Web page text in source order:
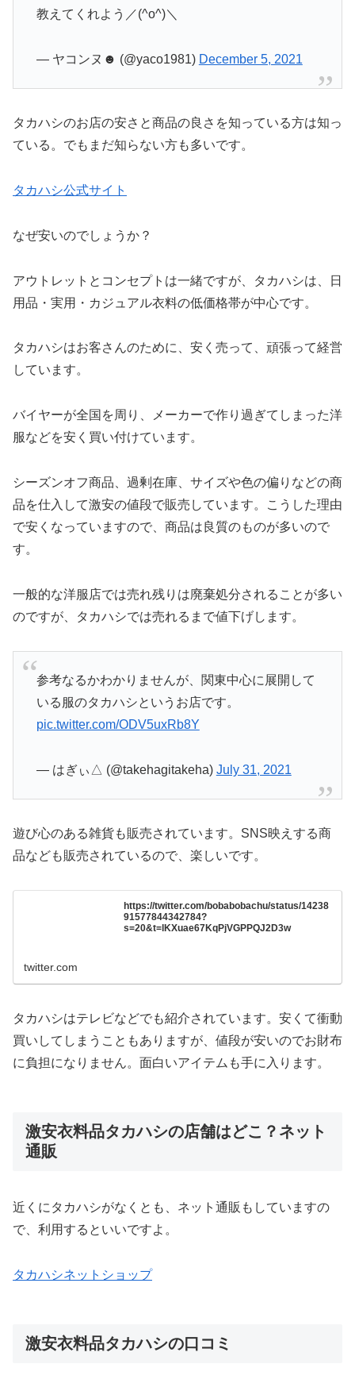
教えてくれよう／(^o^)＼
— ヤコンヌ☻ (@yaco1981) December 5, 2021
タカハシのお店の安さと商品の良さを知っている方は知っ
ている。でもまだ知らない方も多いです。
タカハシ公式サイト
なぜ安いのでしょうか？
アウトレットとコンセプトは一緒ですが、タカハシは、日
用品・実用・カジュアル衣料の低価格帯が中心です。
タカハシはお客さんのために、安く売って、頑張って経営
しています。
バイヤーが全国を周り、メーカーで作り過ぎてしまった洋
服などを安く買い付けています。
シーズンオフ商品、過剰在庫、サイズや色の偏りなどの商
品を仕入して激安の値段で販売しています。こうした理由
で安くなっていますので、商品は良質のものが多いので
す。
一般的な洋服店では売れ残りは廃棄処分されることが多い
のですが、タカハシでは売れるまで値下げします。
参考なるかわかりませんが、関東中心に展開して
いる服のタカハシというお店です。
pic.twitter.com/ODV5uxRb8Y
— はぎぃ△ (@takehagitakeha) July 31, 2021
遊び心のある雑貨も販売されています。SNS映えする商
品なども販売されているので、楽しいです。
https://twitter.com/bobabobachu/status/14238
91577844342784?
s=20&t=lKXuae67KqPjVGPPQJ2D3w
twitter.com
タカハシはテレビなどでも紹介されています。安くて衝動
買いしてしまうこともありますが、値段が安いのでお財布
に負担になりません。面白いアイテムも手に入ります。
激安衣料品タカハシの店舗はどこ？ネット
通販
近くにタカハシがなくとも、ネット通販もしていますの
で、利用するといいですよ。
タカハシネットショップ
激安衣料品タカハシの口コミ